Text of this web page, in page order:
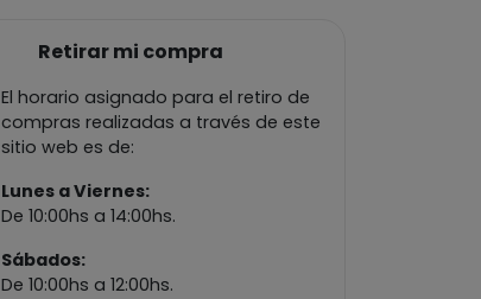
Retirar mi compra
El horario asignado para el retiro de
compras realizadas a través de este
sitio web es de:
Lunes a Viernes:
De 10:00hs a 14:00hs.
Sábados:
De 10:00hs a 12:00hs.